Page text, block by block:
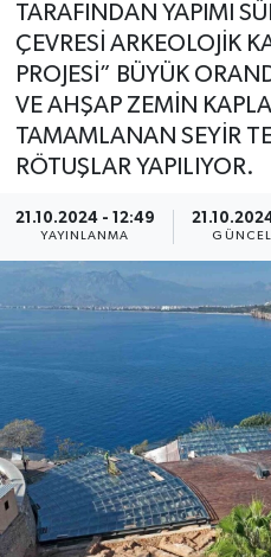
TARAFINDAN YAPIMI
ÇEVRESİ ARKEOLOJİK
PROJESİ” BÜYÜK
VE AHŞAP ZEMİN
TAMAMLANAN SEYİR
RÖTUŞLAR YAPILIYOR.
21.10.2024 - 12:49
YAYINLANMA